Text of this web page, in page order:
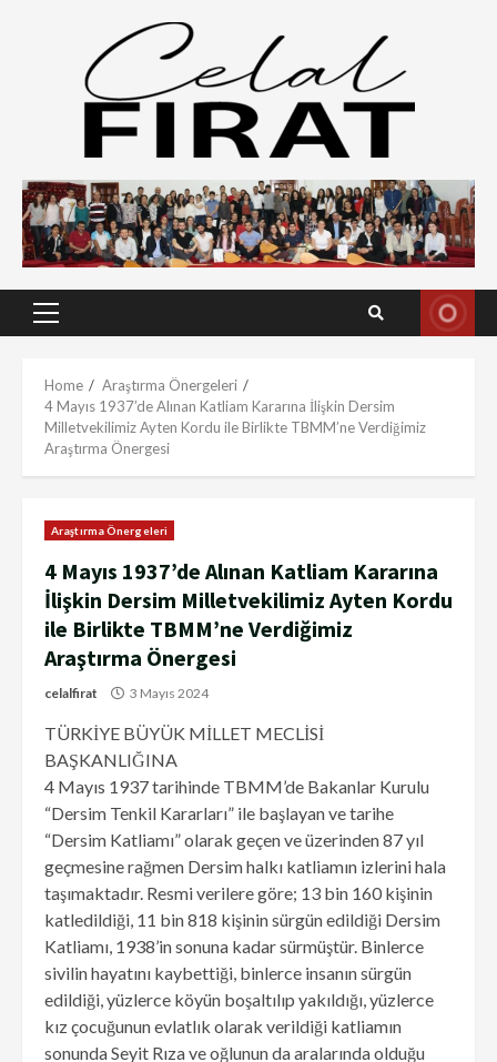
Primary
Home
Araştırma Önergeleri
4 Mayıs 1937’de Alınan Katliam Kararına İlişkin Dersim
Milletvekilimiz Ayten Kordu ile Birlikte TBMM’ne Verdiğimiz
Araştırma Önergesi
Araştırma Önergeleri
4 Mayıs 1937’de Alınan Katliam Kararına
İlişkin Dersim Milletvekilimiz Ayten Kordu
ile Birlikte TBMM’ne Verdiğimiz
Araştırma Önergesi
celalfirat 3 Mayıs 2024
TÜRKİYE BÜYÜK MİLLET MECLİSİ
BAŞKANLIĞINA
4 Mayıs 1937 tarihinde TBMM’de Bakanlar Kurulu
“Dersim Tenkil Kararları” ile başlayan ve tarihe
“Dersim Katliamı” olarak geçen ve üzerinden 87 yıl
geçmesine rağmen Dersim halkı katliamın izlerini hala
taşımaktadır. Resmi verilere göre; 13 bin 160 kişinin
katledildiği, 11 bin 818 kişinin sürgün edildiği Dersim
Katliamı, 1938’in sonuna kadar sürmüştür. Binlerce
sivilin hayatını kaybettiği, binlerce insanın sürgün
edildiği, yüzlerce köyün boşaltılıp yakıldığı, yüzlerce
kız çocuğunun evlatlık olarak verildiği katliamın
sonunda Seyit Rıza ve oğlunun da aralarında olduğu